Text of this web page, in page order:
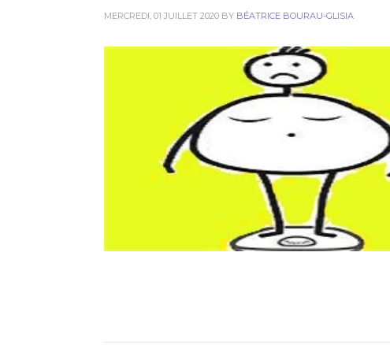
MERCREDI, 01 JUILLET 2020 BY BÉATRICE BOURAU-GLISIA